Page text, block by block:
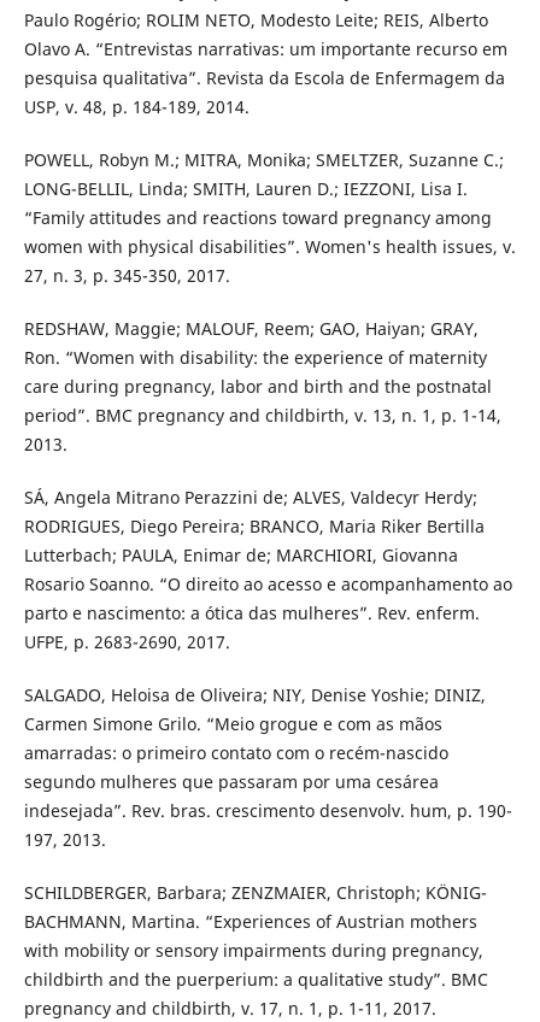
Paulo Rogério; ROLIM NETO, Modesto Leite; REIS, Alberto
Olavo A. “Entrevistas narrativas: um importante recurso em
pesquisa qualitativa”. Revista da Escola de Enfermagem da
USP, v. 48, p. 184-189, 2014.
POWELL, Robyn M.; MITRA, Monika; SMELTZER, Suzanne C.;
LONG-BELLIL, Linda; SMITH, Lauren D.; IEZZONI, Lisa I.
“Family attitudes and reactions toward pregnancy among
women with physical disabilities”. Women's health issues, v.
27, n. 3, p. 345-350, 2017.
REDSHAW, Maggie; MALOUF, Reem; GAO, Haiyan; GRAY,
Ron. “Women with disability: the experience of maternity
care during pregnancy, labor and birth and the postnatal
period”. BMC pregnancy and childbirth, v. 13, n. 1, p. 1-14,
2013.
SÁ, Angela Mitrano Perazzini de; ALVES, Valdecyr Herdy;
RODRIGUES, Diego Pereira; BRANCO, Maria Riker Bertilla
Lutterbach; PAULA, Enimar de; MARCHIORI, Giovanna
Rosario Soanno. “O direito ao acesso e acompanhamento ao
parto e nascimento: a ótica das mulheres”. Rev. enferm.
UFPE, p. 2683-2690, 2017.
SALGADO, Heloisa de Oliveira; NIY, Denise Yoshie; DINIZ,
Carmen Simone Grilo. “Meio grogue e com as mãos
amarradas: o primeiro contato com o recém-nascido
segundo mulheres que passaram por uma cesárea
indesejada”. Rev. bras. crescimento desenvolv. hum, p. 190-
197, 2013.
SCHILDBERGER, Barbara; ZENZMAIER, Christoph; KÖNIG-
BACHMANN, Martina. “Experiences of Austrian mothers
with mobility or sensory impairments during pregnancy,
childbirth and the puerperium: a qualitative study”. BMC
pregnancy and childbirth, v. 17, n. 1, p. 1-11, 2017.